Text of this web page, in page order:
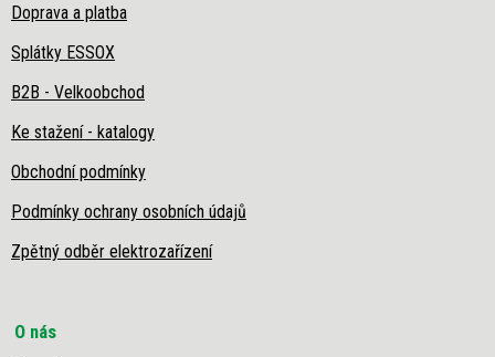
Doprava a platba
Splátky ESSOX
B2B - Velkoobchod
Ke stažení - katalogy
Obchodní podmínky
Podmínky ochrany osobních údajů
Zpětný odběr elektrozařízení
O nás